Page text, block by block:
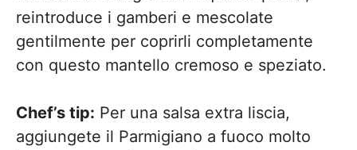
reintroduce i gamberi e mescolate
gentilmente per coprirli completamente
con questo mantello cremoso e speziato.
Chef’s tip: Per una salsa extra liscia,
aggiungete il Parmigiano a fuoco molto